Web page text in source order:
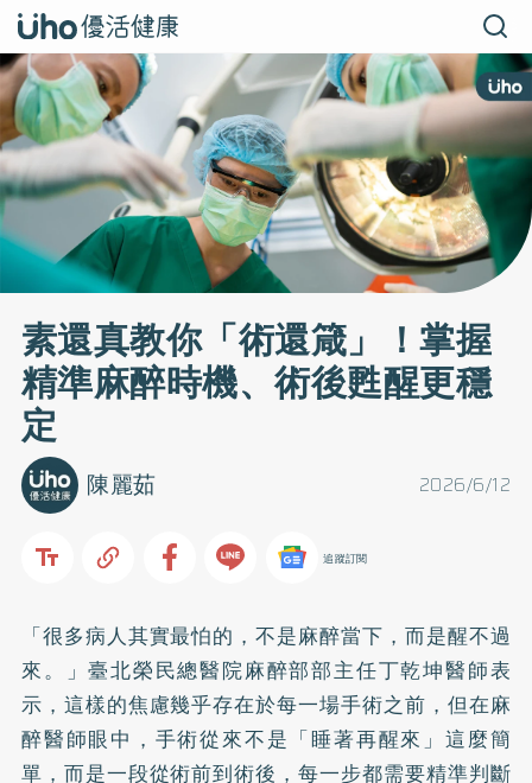
素還真教你「術還箴」！掌握
精準麻醉時機、術後甦醒更穩
定
2026/6/12
陳麗茹
追蹤訂閱
「很多病人其實最怕的，不是麻醉當下，而是醒不過
來。」臺北榮民總醫院麻醉部部主任丁乾坤醫師表
示，這樣的焦慮幾乎存在於每一場手術之前，但在麻
醉醫師眼中，手術從來不是「睡著再醒來」這麼簡
單，而是一段從術前到術後，每一步都需要精準判斷